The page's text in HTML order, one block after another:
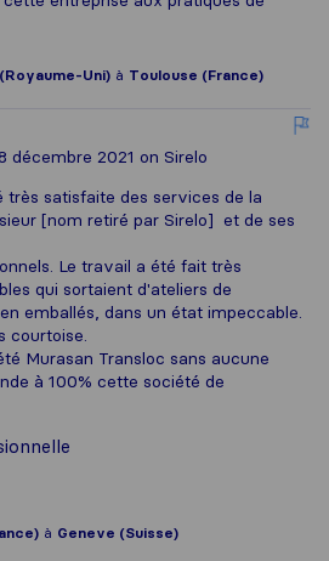
Uni) à Toulouse (France)
8 décembre 2021 on Sirelo
très satisfaite des services de la
[nom retiré par Sirelo] et de ses
Le travail a été fait très
qui sortaient d'ateliers de
emballés, dans un état impeccable.
courtoise.
Murasan Transloc sans aucune
à 100% cette société de
à Geneve (Suisse)